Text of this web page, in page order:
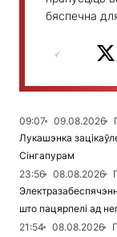
бяспечна
09:07 09.08.2026
Лукашэнка
Сінгапурам
23:56
08.08.2026
што пацярпелі ад
21:54
08.08.2026